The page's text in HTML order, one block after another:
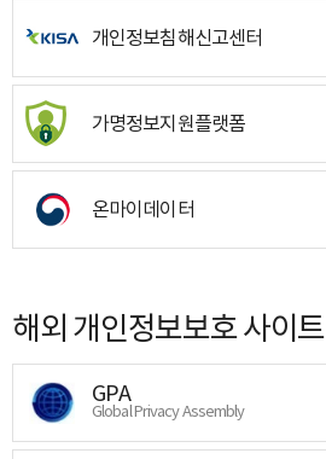
개인정보침해신고센터
가명정보지원플랫폼
온마이데이터
해외 개인정보보호 사이트
GPA
Global Privacy Assembly